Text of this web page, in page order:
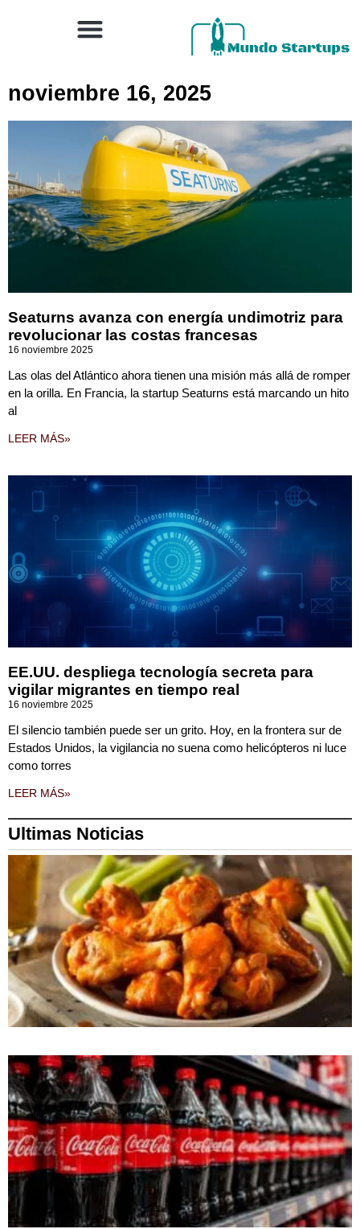
noviembre 16, 2025
Seaturns avanza con energía undimotriz para
revolucionar las costas francesas
16 noviembre 2025
Las olas del Atlántico ahora tienen una misión más allá de romper
en la orilla. En Francia, la startup Seaturns está marcando un hito
al
LEER MÁS»
EE.UU. despliega tecnología secreta para
vigilar migrantes en tiempo real
16 noviembre 2025
El silencio también puede ser un grito. Hoy, en la frontera sur de
Estados Unidos, la vigilancia no suena como helicópteros ni luce
como torres
LEER MÁS»
Ultimas Noticias